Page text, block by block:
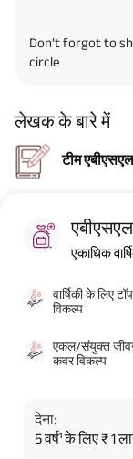
Don’t forgot to
circle
लेखक के बारे में
टीम
एकाधिक
वार्षिकी के लिए
विकल्प
एकल/संयुक्त
कवर विकल्प
देना:
5 वर्ष¹ के लिए ₹ 1